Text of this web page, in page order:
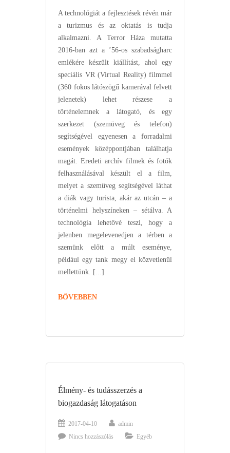
A technológiát a fejlesztések révén már
a turizmus és az oktatás is tudja
alkalmazni. A Terror Háza mutatta
2016-ban azt a ’56-os szabadságharc
emlékére készült kiállítást, ahol egy
speciális VR (Virtual Reality) filmmel
(360 fokos látószögű kamerával felvett
jelenetek) lehet részese a
történelemnek a látogató, és egy
szerkezet (szemüveg és telefon)
segítségével egyenesen a forradalmi
események középpontjában találhatja
magát. Eredeti archív filmek és fotók
felhasználásával készült el a film,
melyet a szemüveg segítségével láthat
a diák vagy turista, akár az utcán – a
történelmi helyszíneken – sétálva. A
technológia lehetővé teszi, hogy a
jelenben megelevenedjen a térben a
szemünk előtt a múlt eseménye,
például egy tank megy el közvetlenül
mellettünk. [...]
BŐVEBBEN
Élmény- és tudásszerzés a
biogazdaság látogatáson
2017-04-10
admin
Nincs hozzászólás
Egyéb